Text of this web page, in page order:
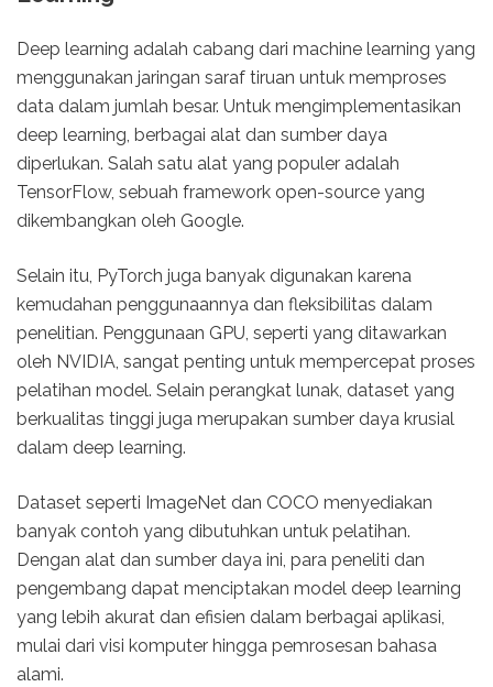
Deep learning adalah cabang dari machine learning yang
menggunakan jaringan saraf tiruan untuk memproses
data dalam jumlah besar. Untuk mengimplementasikan
deep learning, berbagai alat dan sumber daya
diperlukan. Salah satu alat yang populer adalah
TensorFlow, sebuah framework open-source yang
dikembangkan oleh Google.
Selain itu, PyTorch juga banyak digunakan karena
kemudahan penggunaannya dan fleksibilitas dalam
penelitian. Penggunaan GPU, seperti yang ditawarkan
oleh NVIDIA, sangat penting untuk mempercepat proses
pelatihan model. Selain perangkat lunak, dataset yang
berkualitas tinggi juga merupakan sumber daya krusial
dalam deep learning.
Dataset seperti ImageNet dan COCO menyediakan
banyak contoh yang dibutuhkan untuk pelatihan.
Dengan alat dan sumber daya ini, para peneliti dan
pengembang dapat menciptakan model deep learning
yang lebih akurat dan efisien dalam berbagai aplikasi,
mulai dari visi komputer hingga pemrosesan bahasa
alami.